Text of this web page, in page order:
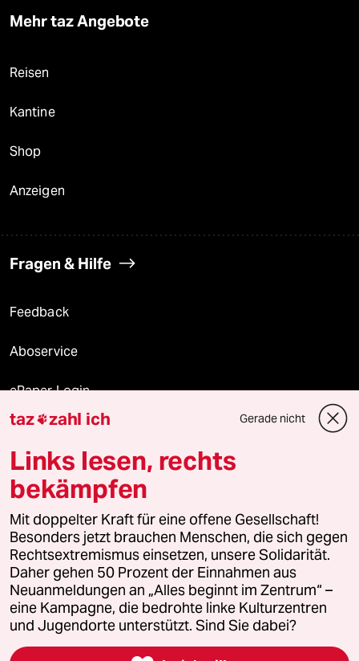
Mehr taz Angebote
Reisen
Kantine
Shop
Anzeigen
Fragen & Hilfe
Feedback
Aboservice
ePaper Login
Downloads für Abonnierende
© 2026 taz Verlags und Vertriebs GmbH
Alle Rechte vorbehalten. Bei rechtlichen Fragen oder für Genehmigungen
wenden Sie sich bitte an
lizenzen@taz.de
Feedback Redaktionsstatut Kommune-Richtlinien
Leitlinie Informant Datenschutz Impressum AGB
taz zahl ich Gerade nicht
Links lesen, rechts
bekämpfen
Mit doppelter Kraft für eine offene Gesellschaft!
Besonders jetzt brauchen Menschen, die sich gegen
Rechtsextremismus einsetzen, unsere Solidarität.
Daher gehen 50 Prozent der Einnahmen aus
Neuanmeldungen an „Alles beginnt im Zentrum“ –
eine Kampagne, die bedrohte linke Kulturzentren
und Jugendorte unterstützt. Sind Sie dabei?